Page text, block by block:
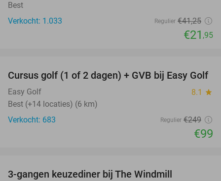
Best
Verkocht: 1.033
Regulier €41,25
€21 ,95
60%
Cursus golf (1 of 2 dagen) + GVB bij Easy Golf
Easy Golf 8.1 star
Best (+14 locaties) (6 km)
Verkocht: 683
Regulier €249
€99
3-gangen keuzediner bij The Windmill